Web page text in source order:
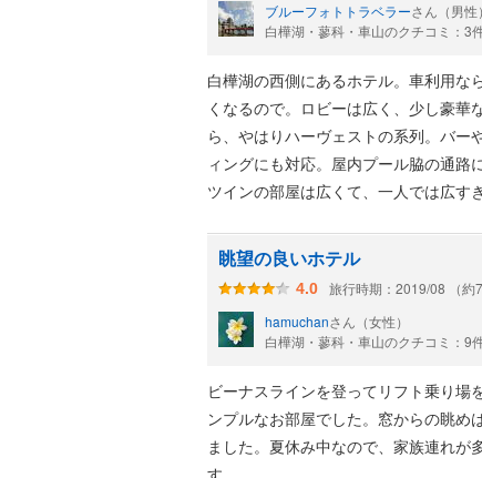
ブルーフォトトラベラーさん（男性）
白樺湖・蓼科・車山のクチコミ：3
白樺湖の西側にあるホテル。車利用な
くなるので。ロビーは広く、少し豪
ら、やはりハーヴェストの系列。バ
ィングにも対応。屋内プール脇の通路
ツインの部屋は広くて、一人では広す
温泉ではないが、ミネラル豊富な湧
途に予約した朝食は一部メニューが
の景色を眺めながら、ゆったり食事
眺望の良いホテル
4.0
旅行時期：2019/08 （約7
hamuchanさん（女性）
白樺湖・蓼科・車山のクチコミ：9
ビーナスラインを登ってリフト乗り場
ンプルなお部屋でした。窓からの眺
ました。夏休み中なので、家族連れが
す。